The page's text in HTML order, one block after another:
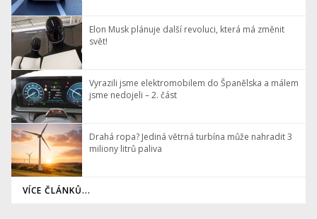
Elon Musk plánuje další revoluci, která má změnit
svět!
Vyrazili jsme elektromobilem do Španělska a málem
jsme nedojeli – 2. část
Drahá ropa? Jediná větrná turbína může nahradit 3
miliony litrů paliva
VÍCE ČLÁNKŮ...